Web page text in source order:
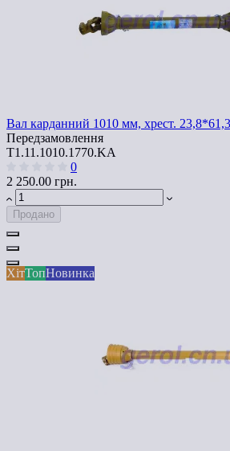
Вал карданний 1010 мм, хрест.
Передзамовлення
T1.11.1010.1770.KA
0
2 250.00 грн.
Продано
ХітТопНовинка